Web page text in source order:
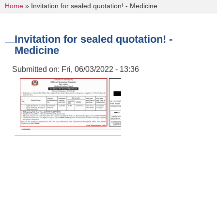
You are here
Home » Invitation for sealed quotation! - Medicine
Invitation for sealed quotation! -
Medicine
Submitted on: Fri, 06/03/2022 - 13:36